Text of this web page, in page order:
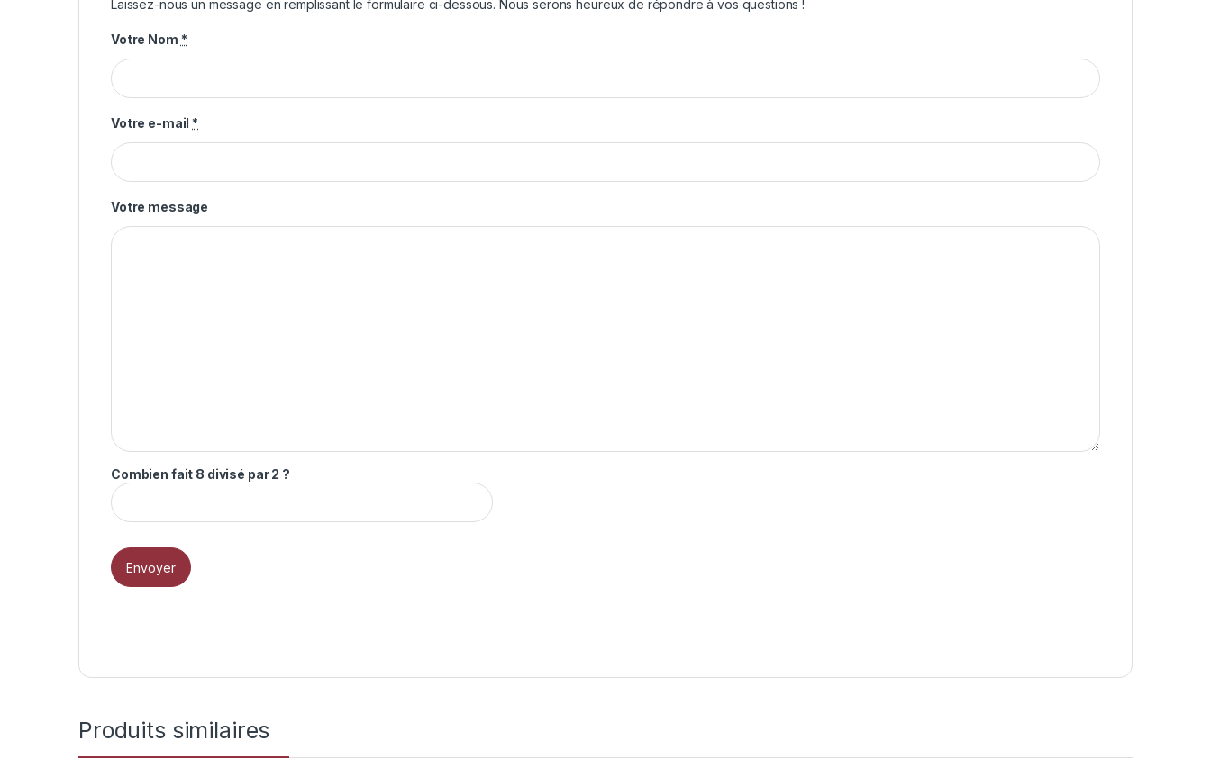
Laissez-nous un message en remplissant le formulaire ci-dessous. Nous serons heureux de répondre à vos questions !
Votre Nom *
Votre e-mail *
Votre message
Combien fait 8 divisé par 2 ?
Produits similaires